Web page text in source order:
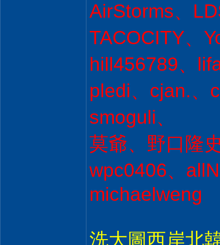
AirStorms、
TACOCITY、
hill456789、
pledi、cjan.、
smoguli、
莫爺、野口隆
wpc0406、
michaelweng
洗大圖西岸北